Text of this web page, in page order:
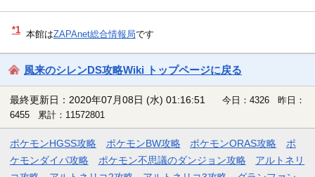
*1 本館はZAPAnet総合情報局です
風来のシレンDS攻略Wiki トップページに戻る
最終更新日：2020年07月08日 (水) 01:16:51
今日：4326 昨日：
6455 累計：11572801
ポケモンHGSS攻略 ポケモンBW攻略 ポケモンORAS攻略
ポ
ケモンダイパ攻略
ポケモン不思議のダンジョン攻略
アルトネリ